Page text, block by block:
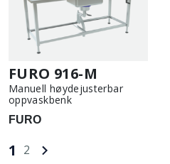
FURO 916-M
Manuell høydejusterbar
oppvaskbenk
FURO
1 2